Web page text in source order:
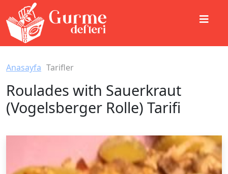
Anasayfa Tarifler
Roulades with Sauerkraut
(Vogelsberger Rolle) Tarifi